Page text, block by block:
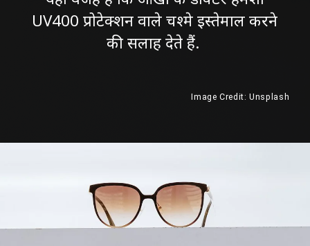
UV400 प्रोटेक्शन वाले चश्मे इस्तेमाल करने
की सलाह देते हैं.
Image Credit: Unsplash